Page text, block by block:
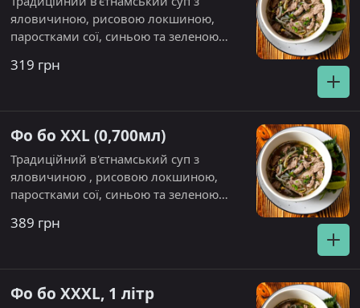
соусі 279 Рис з креветками
349Лимонад манго, 0,400
мл 140
мл 120Чай журавлина 60
яловичиною, рисовою локшиною,
паростками сої, синьою та зеленою
319 грн
Фо бо XXL (0,700мл)
Традиційний в'єтнамський суп з
яловичиною , рисовою локшиною,
паростками сої, синьою та зеленою
389 грн
Фо бо XXXL, 1 літр